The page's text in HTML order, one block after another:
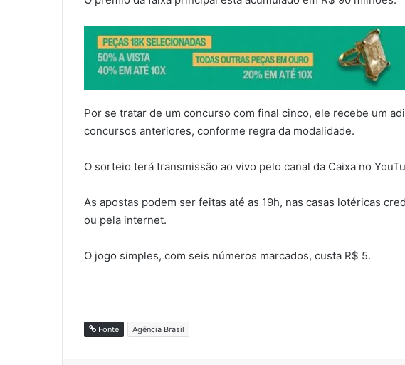
Por se tratar de um concurso com final cinco, ele recebe um
concursos anteriores, conforme regra da modalidade.
O sorteio terá transmissão ao vivo pelo canal da Caixa no
As apostas podem ser feitas até as 19h, nas casas lotéricas
ou pela internet.
O jogo simples, com seis números marcados, custa R$ 5.
Fonte Agência Brasil